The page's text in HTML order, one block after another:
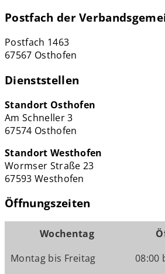
Postfach der
Postfach 1463
67567 Osthofen
Dienststellen
Standort Osthofen
Am Schneller 3
67574 Osthofen
Standort Westhofen
Wormser Straße 23
67593 Westhofen
Öffnungszeiten
Wochentag
Montag bis Freitag
08:00